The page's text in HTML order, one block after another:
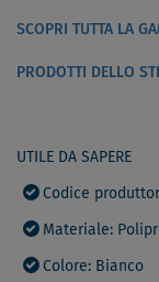
SCOPRI TUTTA LA
PRODOTTI DELLO
UTILE DA SAPERE
Codice
Materiale:
Colore: Bianco